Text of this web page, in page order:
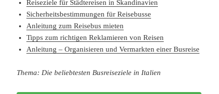
Reiseziele für Städtereisen in Skandinavien
Sicherheitsbestimmungen für Reisebusse
Anleitung zum Reisebus mieten
Tipps zum richtigen Reklamieren von Reisen
Anleitung – Organisieren und Vermarkten einer Busreise
Thema: Die beliebtesten Busreiseziele in Italien